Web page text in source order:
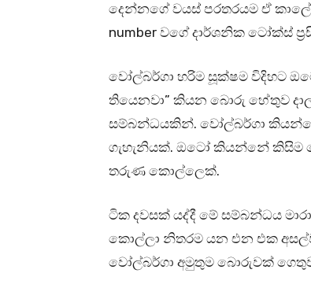
දෙන්නගේ වයස් පරතරයම ඒ
number වගේ දාර්ශනික ටෝක්ස්
වෝල්බර්ගා හරිම සූක්ෂම විදිහට
තියෙනවා” කියන බොරු හේතුව
සම්බන්ධයකින්. වෝල්බර්ගා
ගැහැනියක්. ඔටෝ කියන්නේ
තරුණ කොල්ලෙක්.
ටික දවසක් යද්දී මේ සම්බන්ධය
කොල්ලා නිතරම යන එන එක
වෝල්බර්ගා අමුතුම බොරුවක්